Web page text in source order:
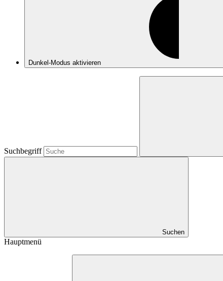
Dunkel-Modus aktivieren
Suchbegriff
Suchen
Hauptmenü